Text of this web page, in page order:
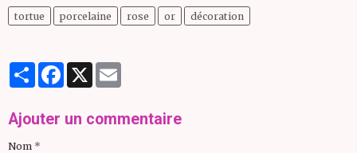
tortue porcelaine rose or décoration
PartagerFacebook
X
Ajouter un commentaire
Nom